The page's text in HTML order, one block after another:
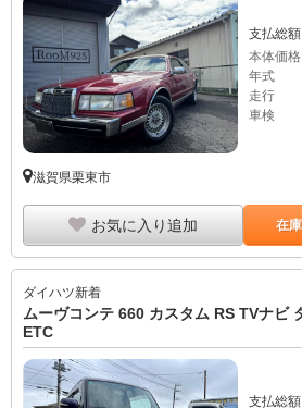
支払総額
本体価格
年式
走行
車検
滋賀県栗東市
お気に入り追加 在
ダイハツ新着
ムーヴコンテ 660 カスタム RS TVナビ
ETC
支払総額